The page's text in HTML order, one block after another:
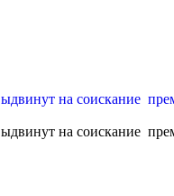
на соискание
на соискание